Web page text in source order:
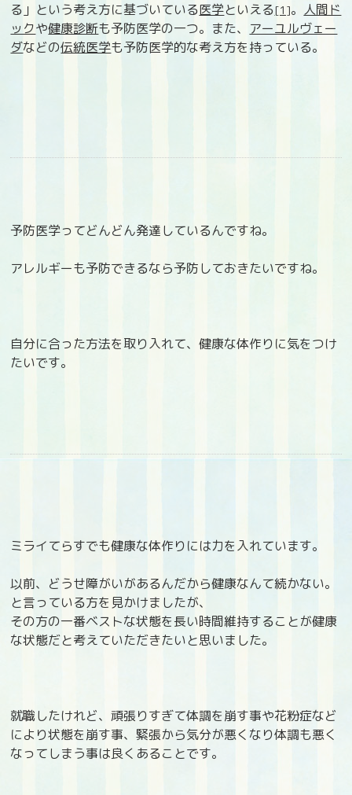
る」という考え方に基づいている医学といえる[1]。 人間ド
ックや健康診断も予防医学の一つ。また、 アーユルヴェー
ダなどの伝統医学も予防医学的な考え方を持っている。
予防医学ってどんどん発達しているんですね。
アレルギーも予防できるなら予防しておきたいですね。
自分に合った方法を取り入れて、健康な体作りに気をつけ
たいです。
ミライてらすでも健康な体作りには力を入れています。
以前、どうせ障がいがあるんだから健康なんて続かない。
と言っている方を見かけましたが、
その方の一番ベストな状態を長い時間維持することが健康
な状態だと考えていただきたいと思いました。
就職したけれど、頑張りすぎて体調を崩す事や花粉症など
により状態を崩す事、緊張から気分が悪くなり体調も悪く
なってしまう事は良くあることです。